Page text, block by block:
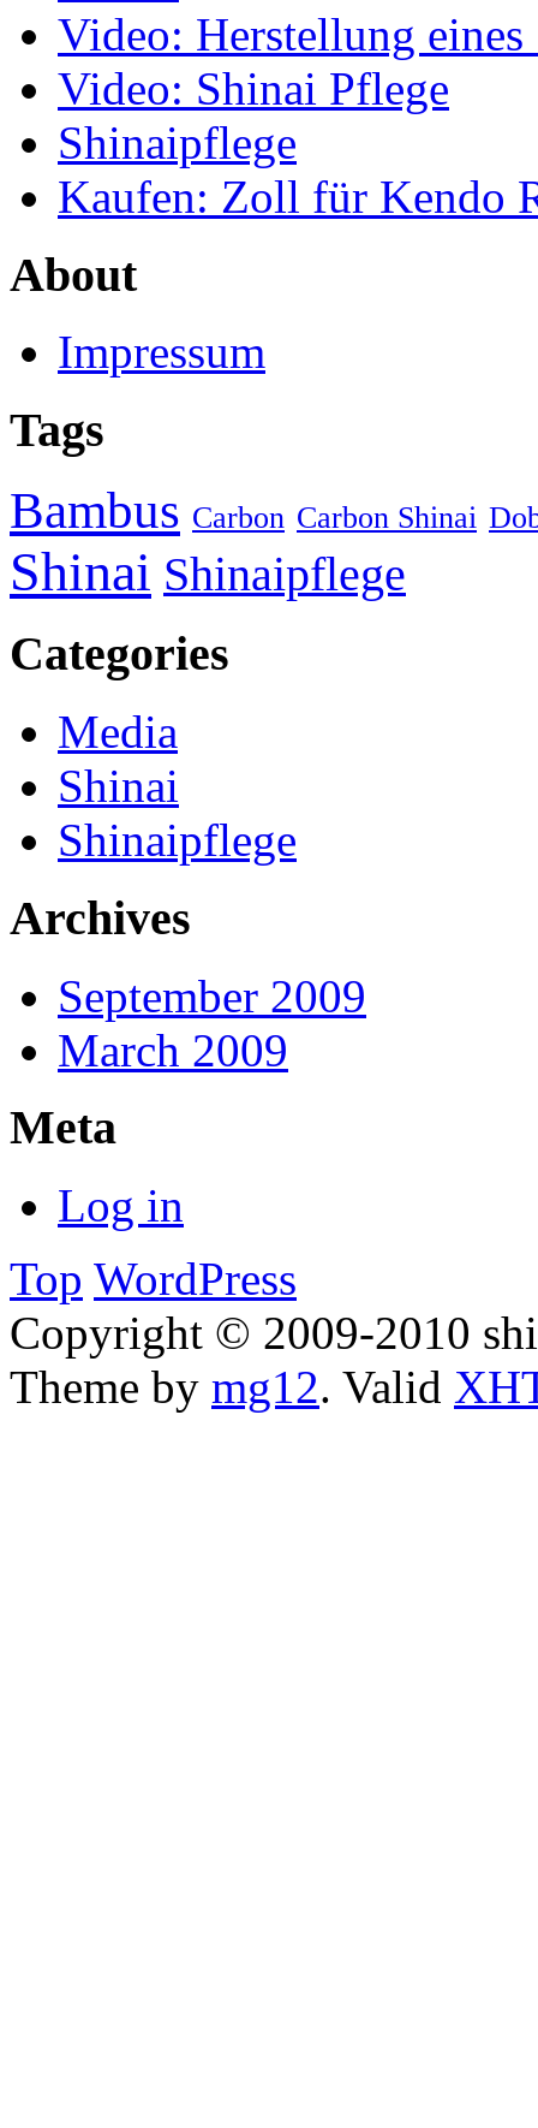
Video: Herstellung eines
Video: Shinai Pflege
Shinaipflege
Kaufen: Zoll für Kendo
About
Impressum
Tags
Bambus Carbon Carbon Shinai
Shinai Shinaipflege
Categories
Media
Shinai
Shinaipflege
Archives
September 2009
March 2009
Meta
Log in
Top WordPress
Copyright © 2009-2010
Theme by mg12. Valid